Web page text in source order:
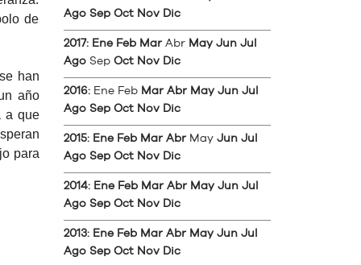
de
han
año
a que
para
Ago Sep Oct Nov Dic
2017: Ene Feb Mar Abr May Jun Jul
Ago Sep Oct Nov Dic
2016: Ene Feb Mar Abr May Jun Jul
Ago Sep Oct Nov Dic
2015: Ene Feb Mar Abr May Jun Jul
Ago Sep Oct Nov Dic
2014: Ene Feb Mar Abr May Jun Jul
Ago Sep Oct Nov Dic
2013: Ene Feb Mar Abr May Jun Jul
Ago Sep Oct Nov Dic